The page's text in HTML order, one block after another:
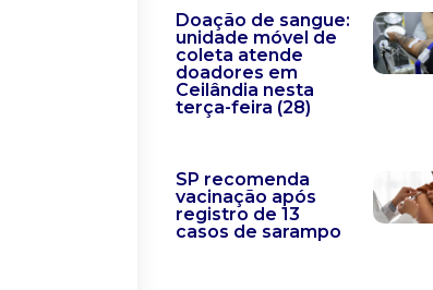
Doação de sangue:
unidade móvel de
coleta atende
doadores em
Ceilândia nesta
terça-feira (28)
SP recomenda
vacinação após
registro de 13
casos de sarampo